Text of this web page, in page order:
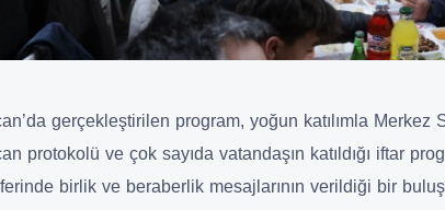
gerçekleştirilen program, yoğun katılımla Merkez
protokolü ve çok sayıda vatandaşın katıldığı iftar
birlik ve beraberlik mesajlarının verildiği bir